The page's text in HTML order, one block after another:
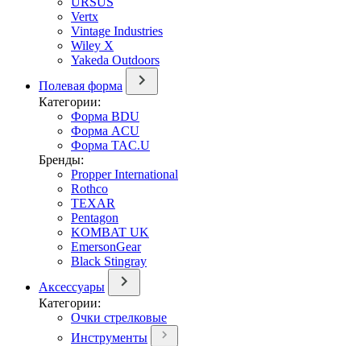
Vertx
Vintage Industries
Wiley X
Yakeda Outdoors
Полевая форма
Категории:
Форма BDU
Форма ACU
Форма TAC.U
Бренды:
Propper International
Rothco
TEXAR
Pentagon
KOMBAT UK
EmersonGear
Black Stingray
Аксессуары
Категории:
Очки стрелковые
Инструменты